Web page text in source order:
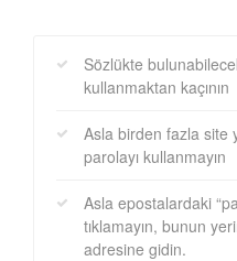
Sözlükte
kullanmaktan kaçının
Asla birden fazla site
parolayı kullanmayın
Asla epostalardaki
tıklamayın, bunun
adresine gidin.